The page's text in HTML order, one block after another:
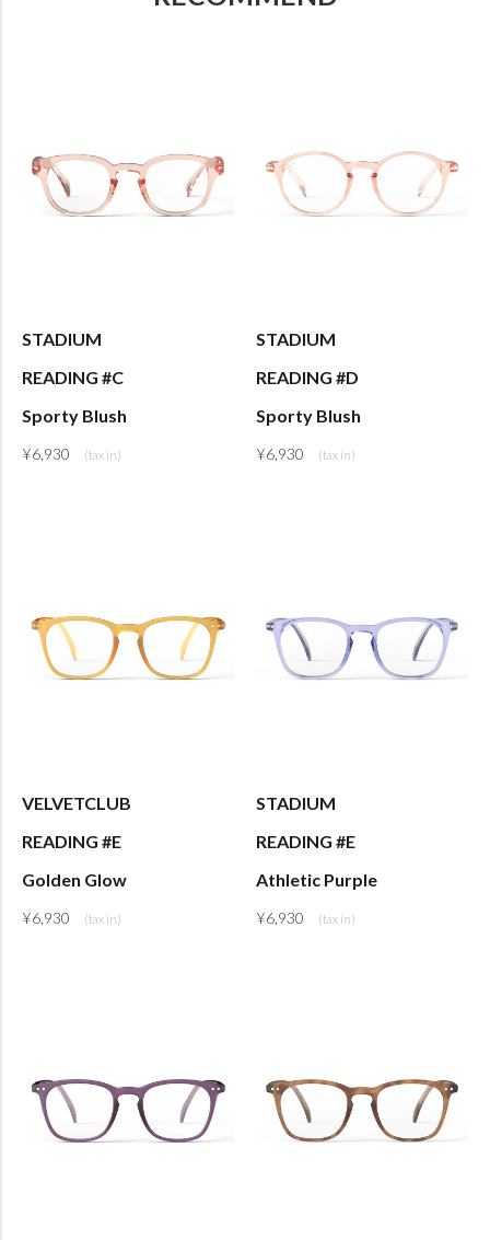
STADIUM
READING #C
Sporty Blush
¥6,930
STADIUM
READING #D
Sporty Blush
¥6,930
VELVETCLUB
READING #E
Golden Glow
¥6,930
STADIUM
READING #E
Athletic Purple
¥6,930